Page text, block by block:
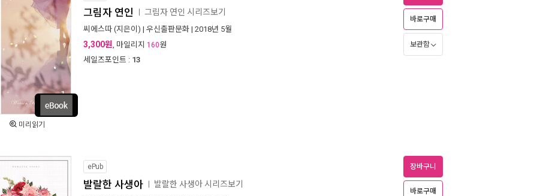
미리읽기
그림자 연인 그림자 연인 시리즈보기
씨에스따 (지은이) | 우신출판문화 | 2018년 5월
3,300원, 마일리지 160원
세일즈포인트 : 13
바로구매
보관함
ePub
발랄한 사생아 발랄한 사생아 시리즈보기
장바구니
바로구매